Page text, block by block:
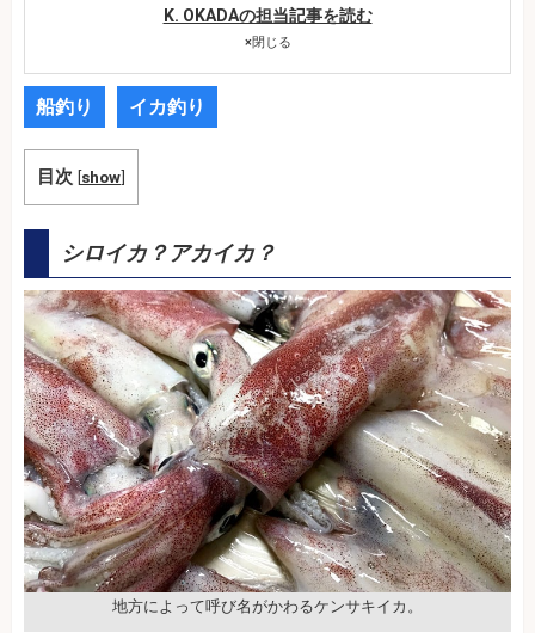
K. OKADAの担当記事を読む
×閉じる
船釣り イカ釣り
目次 [show]
シロイカ？アカイカ？
地方によって呼び名がかわるケンサキイカ。